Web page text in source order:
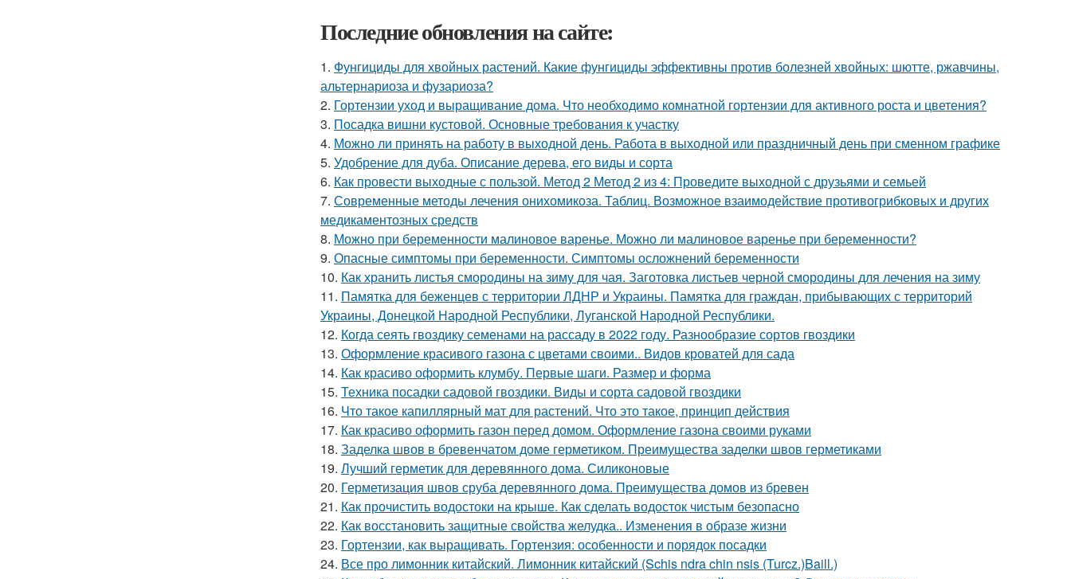
Последние обновления на сайте:
1. Фунгициды для хвойных растений. Какие фунгициды эффективны против болезней хвойных: шютте, ржавчины,
альтернариоза и фузариоза?
2. Гортензии уход и выращивание дома. Что необходимо комнатной гортензии для активного роста и цветения?
3. Посадка вишни кустовой. Основные требования к участку
4. Можно ли принять на работу в выходной день. Работа в выходной или праздничный день при сменном графике
5. Удобрение для дуба. Описание дерева, его виды и сорта
6. Как провести выходные с пользой. Метод 2 Метод 2 из 4: Проведите выходной с друзьями и семьей
7. Современные методы лечения онихомикоза. Таблиц. Возможное взаимодействие противогрибковых и других
медикаментозных средств
8. Можно при беременности малиновое варенье. Можно ли малиновое варенье при беременности?
9. Опасные симптомы при беременности. Симптомы осложнений беременности
10. Как хранить листья смородины на зиму для чая. Заготовка листьев черной смородины для лечения на зиму
11. Памятка для беженцев с территории ЛДНР и Украины. Памятка для граждан, прибывающих с территорий
Украины, Донецкой Народной Республики, Луганской Народной Республики.
12. Когда сеять гвоздику семенами на рассаду в 2022 году. Разнообразие сортов гвоздики
13. Оформление красивого газона с цветами своими.. Видов кроватей для сада
14. Как красиво оформить клумбу. Первые шаги. Размер и форма
15. Техника посадки садовой гвоздики. Виды и сорта садовой гвоздики
16. Что такое капиллярный мат для растений. Что это такое, принцип действия
17. Как красиво оформить газон перед домом. Оформление газона своими руками
18. Заделка швов в бревенчатом доме герметиком. Преимущества заделки швов герметиками
19. Лучший герметик для деревянного дома. Силиконовые
20. Герметизация швов сруба деревянного дома. Преимущества домов из бревен
21. Как прочистить водостоки на крыше. Как сделать водосток чистым безопасно
22. Как восстановить защитные свойства желудка.. Изменения в образе жизни
23. Гортензии, как выращивать. Гортензия: особенности и порядок посадки
24. Все про лимонник китайский. Лимонник китайский (Schis ndra chin nsis (Turcz.)Baill.)